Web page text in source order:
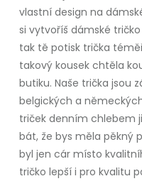
vlastní design na
si vytvoříš dámské
tak tě potisk trička
takový kousek chtěla
butiku. Naše trička jsou
belgických a
triček denním chlebem
bát, že bys měla pěkný
byl jen cár místo
tričko lepší i pro kvalitu